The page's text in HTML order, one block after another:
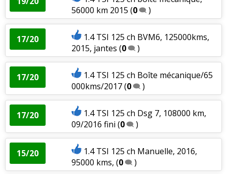
56000 km 2015 (0 )
17/20
1.4 TSI 125 ch BVM6, 125000kms,
2015, jantes (0 )
17/20
1.4 TSI 125 ch Boîte mécanique/65
000kms/2017(0 )
17/20
1.4 TSI 125 ch Dsg 7, 108000 km,
09/2016 fini (0 )
15/20
1.4 TSI 125 ch Manuelle, 2016,
95000 kms, (0 )